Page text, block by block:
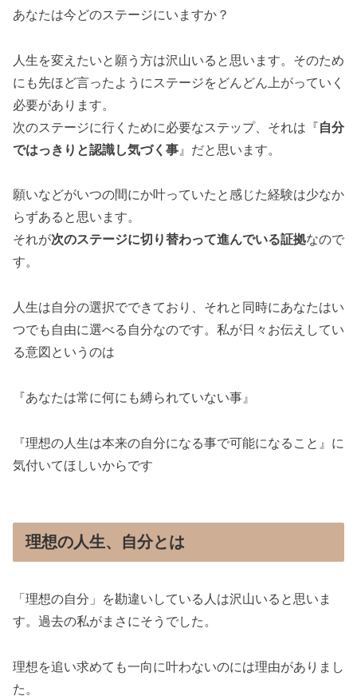
あなたは今どのステージにいますか？
人生を変えたいと願う方は沢山いると思います。そのため
にも先ほど言ったようにステージをどんどん上がっていく
必要があります。
次のステージに行くために必要なステップ、それは『自分
ではっきりと認識し気づく事 』だと思います。
願いなどがいつの間にか叶っていたと感じた経験は少なか
らずあると思います。
それが次のステージに切り替わって進んでいる証拠なので
す。
人生は自分の選択でできており、それと同時にあなたはい
つでも自由に選べる自分なのです。私が日々お伝えしてい
る意図というのは
『あなたは常に何にも縛られていない事』
『理想の人生は本来の自分になる事で可能になること』に
気付いてほしいからです
理想の人生、自分とは
「理想の自分」を勘違いしている人は沢山いると思いま
す。過去の私がまさにそうでした。
理想を追い求めても一向に叶わないのには理由がありまし
た。